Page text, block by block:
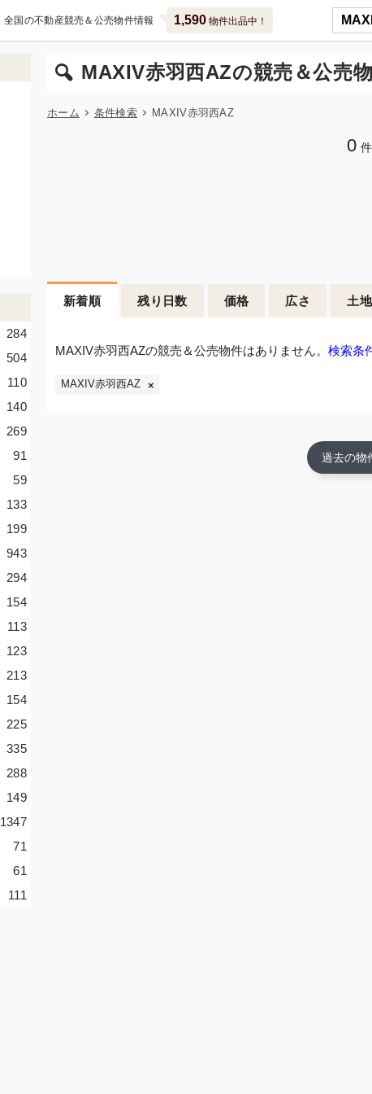
全国の不動産競売＆公売物件情報 1,590物件出品中！
MAXIV赤羽西AZの競売＆公売
ホーム 条件検索 MAXIV赤羽西AZ
0
新着順 残り日数 価格 広さ 土地
MAXIV赤羽西AZの競売＆公売物件はありません。 検索条
MAXIV赤羽西AZ
過去の物
284
504
110
140
269
91
59
133
199
943
294
154
113
123
213
154
225
335
288
149
1347
71
61
111